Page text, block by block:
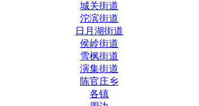
城关街道
沱滨街道
日月湖街道
侯岭街道
雪枫街道
演集街道
陈官庄乡
各镇